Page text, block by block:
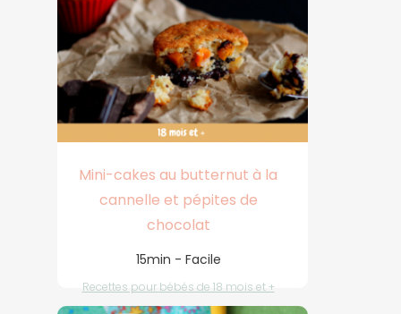
Mini-cakes au butternut à la
cannelle et pépites de
chocolat
15min - Facile
Recettes pour bébés de 18 mois et +